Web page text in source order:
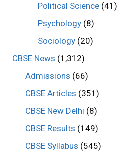
Political Science (41)
Psychology (8)
Sociology (20)
CBSE News (1,312)
Admissions (66)
CBSE Articles (351)
CBSE New Delhi (8)
CBSE Results (149)
CBSE Syllabus (545)